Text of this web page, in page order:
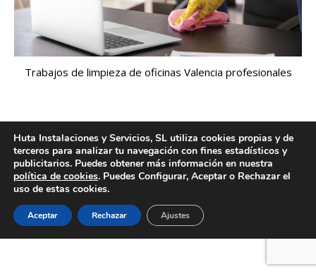
Trabajos de limpieza de oficinas Valencia profesionales
Creado por Tandem Marketing Digital
Información legal
Huta Instalaciones y Servicios, SL utiliza cookies propias y de
terceros para analizar tu navegación con fines estadísticos y
publicitarios. Puedes obtener más información en nuestra
política de cookies. Puedes Configurar, Aceptar o Rechazar el
uso de estas cookies.
Aceptar Rechazar Ajustes